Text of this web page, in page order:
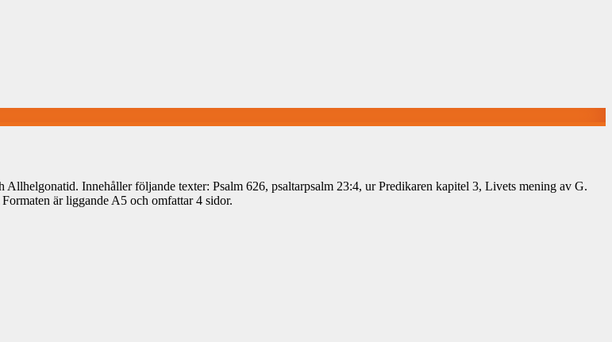
Innehåller följande texter: Psalm 626, psaltarpsalm 23:4, ur Predikaren kapitel 3, Livets mening av G.
är liggande A5 och omfattar 4 sidor.